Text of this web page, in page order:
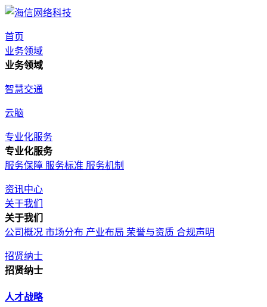
首页
业务领域
业务领域
智慧交通
云脑
专业化服务
专业化服务
服务保障 服务标准 服务机制
资讯中心
关于我们
关于我们
公司概况 市场分布 产业布局 荣誉与资质 合规声明
招贤纳士
招贤纳士
人才战略